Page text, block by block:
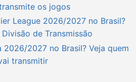
os jogos
League 2026/2027 no Brasil?
de Transmissão
2026/2027 no Brasil? Veja quem
transmitir